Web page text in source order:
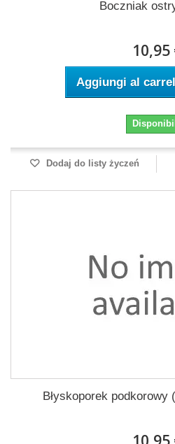
Boczniak
10,95
Aggiungi al
Dodaj do listy życzeń
Błyskoporek podkorowy